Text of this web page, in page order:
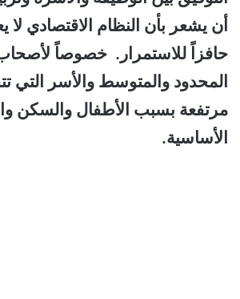
أن يشعر بأن النظام الاقتصادي لا
حافزاً للاستمرار. خصوصاً
المحدود والمتوسط والأسر
مرتفعة بسبب الأطفال والسكن
الأساسية.